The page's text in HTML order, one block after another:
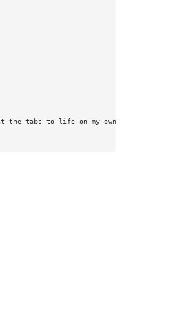
to life on my own.  These may not